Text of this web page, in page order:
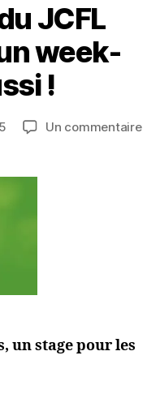
JCFL
week-
!
Un commentaire
un stage pour les